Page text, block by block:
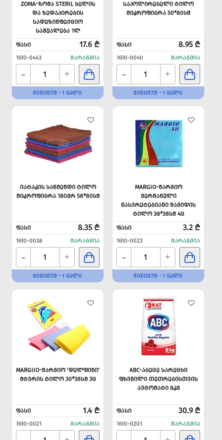
ZOMA-ᲖᲝᲛᲐ STERIL ᲮᲔᲚᲘᲡ
ᲓᲐ ᲖᲔᲓᲐᲞᲘᲠᲔᲑᲘᲡ
ᲡᲐᲓᲔᲖᲘᲜᲤᲔᲥᲪᲘᲝ
ᲡᲐᲨᲣᲐᲚᲔᲑᲐ 1Ლ
ᲤᲐᲡᲘ
17.6 ₾
1610-0443 ᲛᲐᲠᲐᲒᲨᲘᲐ
- +
ᲛᲘᲜᲘᲛᲣᲛ - 1 ᲪᲐᲚᲘ
ᲡᲐᲞᲝᲚᲘᲠᲔᲑᲔᲚᲘ ᲢᲘᲚᲝ
ᲛᲘᲙᲠᲝᲤᲘᲑᲠᲐ 50*80ᲡᲛ
ᲤᲐᲡᲘ 8.95 ₾
1610-0040 ᲛᲐᲠᲐᲒᲨᲘᲐ
- +
ᲛᲘᲜᲘᲛᲣᲛ - 1 ᲪᲐᲚᲘ
ᲘᲐᲢᲐᲙᲘᲡ ᲡᲐᲬᲛᲔᲜᲓᲘ ᲢᲘᲚᲝ
ᲛᲘᲙᲠᲝᲤᲘᲑᲠᲐ 180ᲒᲠ 58*80ᲡᲛ
ᲤᲐᲡᲘ 8.35 ₾
1610-0038 ᲛᲐᲠᲐᲒᲨᲘᲐ
- +
ᲛᲘᲜᲘᲛᲣᲛ - 1 ᲪᲐᲚᲘ
MARGIO-ᲛᲐᲠᲒᲘᲝ
ᲒᲔᲠᲛᲐᲜᲣᲚᲘ
ᲜᲐᲡᲕᲠᲔᲢᲔᲑᲘᲐᲜᲘ ᲛᲐᲒᲘᲓᲘᲡ
ᲢᲘᲚᲝ 38*38ᲡᲛ 4Ც
ᲤᲐᲡᲘ
3.2 ₾
1610-0023 ᲛᲐᲠᲐᲒᲨᲘᲐ
- +
ᲛᲘᲜᲘᲛᲣᲛ - 1 ᲪᲐᲚᲘ
MARGIIO-ᲛᲐᲠᲒᲘᲝ 'ᲓᲔᲚᲤᲘᲜᲘ'
ᲛᲢᲕᲠᲘᲡ ᲢᲘᲚᲝ 30*38ᲡᲛ 3Ც
ᲤᲐᲡᲘ 1.4 ₾
1610-0021 ᲛᲐᲠᲐᲒᲨᲘᲐ
ABC-ᲐᲑᲔᲪᲔ ᲡᲐᲠᲔᲪᲮᲘ
ᲤᲮᲕᲜᲘᲚᲘ ᲗᲔᲗᲠᲔᲑᲘᲡᲗᲕᲘᲡ
ᲐᲕᲢᲝᲛᲐᲢᲘ 8ᲙᲒ
ᲤᲐᲡᲘ 30.9 ₾
1610-0201 ᲛᲐᲠᲐᲒᲨᲘᲐ